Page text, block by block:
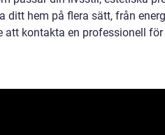
ditt hem på flera sätt, från
att kontakta en professionell